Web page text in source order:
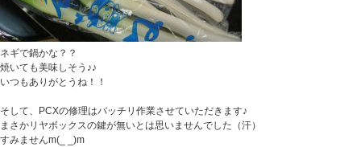
ネギで鍋かな？？
焼いても美味しそう♪♪
いつもありがとうね！！
そして、PCXの修理はバッチリ作業させていただきます♪
まさかリヤボックスの鍵が無いとは思いませんでした（汗）
すみませんm(_ _)m